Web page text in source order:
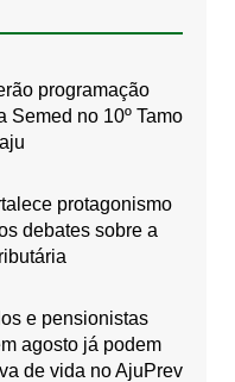
programação
Semed no 10º Tamo
protagonismo
debates sobre a
e pensionistas
agosto já podem
de vida no AjuPrev